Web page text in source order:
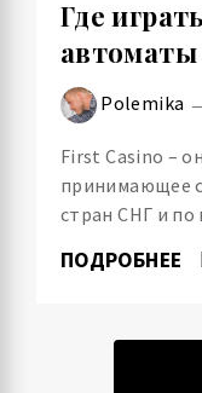
Где
автоматы
Polemika
First Casino –
принимающее
стран СНГ и по
ПОДРОБНЕЕ